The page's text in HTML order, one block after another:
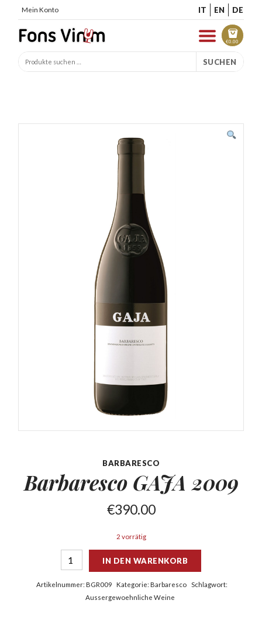
Mein Konto IT EN DE
€0.00
SUCHEN
BARBARESCO
Barbaresco GAJA 2009
€390.00
2 vorrätig
IN DEN WARENKORB
Artikelnummer: BGR009 Kategorie:Barbaresco
Schlagwort:
Aussergewoehnliche Weine